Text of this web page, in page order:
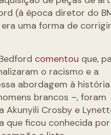
(à época diretor do
uma forma de
comentou que,
o racismo e a
abordagem à
brancos –, foram
Akunyili Crosby e
que ficou conhecida